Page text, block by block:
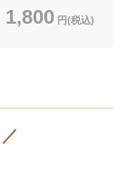
1,800 円(税込)